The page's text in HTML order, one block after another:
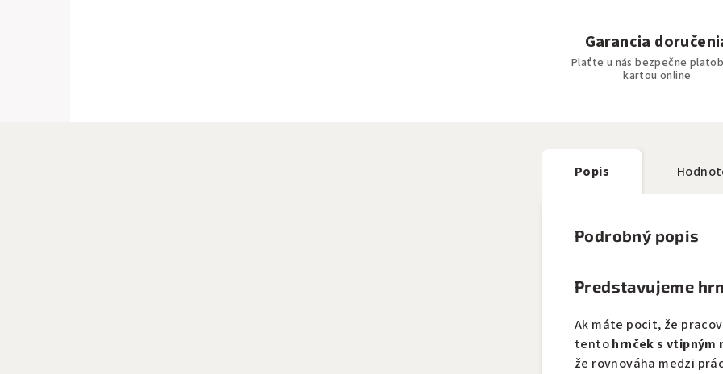
Garancia
Plaťte u nás bezpečne
kartou online
Popis
Podrobný popis
Predstavujeme
Ak máte pocit, že
tentohrnček s vtipným
že rovnováha medzi